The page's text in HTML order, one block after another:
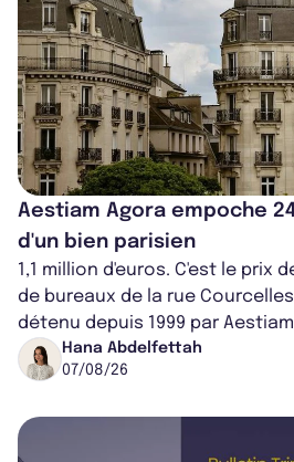
Aestiam Agora empoche
d'un bien parisien
1,1 million d'euros. C'est le prix
de bureaux de la rue
détenu depuis 1999 par
cédé avec une plus-value...
Hana Abdelfettah
07/08/26